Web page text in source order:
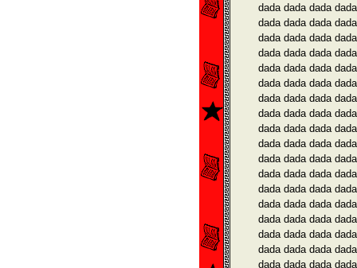
dada dada dada
dada dada dada
dada dada dada
dada dada dada
dada dada dada
dada dada dada
dada dada dada
dada dada dada
dada dada dada
dada dada dada
dada dada dada
dada dada dada
dada dada dada
dada dada dada
dada dada dada
dada dada dada
dada dada dada
dada dada dada